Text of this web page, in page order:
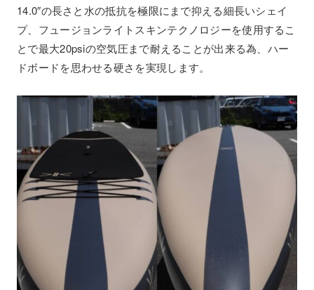
14.0″の長さと水の抵抗を極限にまで抑える細長いシェイ
プ、フュージョンライトスキンテクノロジーを使用するこ
とで最大20psiの空気圧まで耐えることが出来る為、ハー
ドボードを思わせる硬さを実現します。